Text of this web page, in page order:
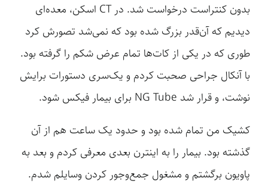
بدون کنتراست درخواست شد. در CT اسکن، معده‌ای
دیدیم که آن‌قدر بزرگ شده بود که نمی‌شد تصورش کرد
طوری که در یکی از کات‌ها تمام عرض شکم را گرفته بود.
با آنکال جراحی صحبت کردم و یک‌سری دستورات برایش
نوشت، و قرار شد NG Tube برای بیمار فیکس شود.
کشیک من تمام شده بود و حدود یک ساعت هم از آن
گذشته بود. بیمار را به اینترن بعدی معرفی کردم و بعد به
پاویون برگشتم و مشغول جمع‌وجور کردن وسایلم شدم.